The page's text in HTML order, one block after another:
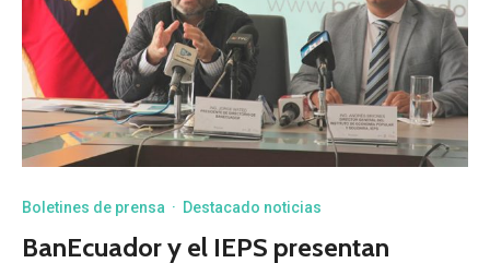
Boletines de prensa · Destacado noticias
BanEcuador y el IEPS presentan